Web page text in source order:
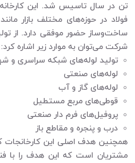
تن در سال تاسیس شد. این
فولاد در حوزه‌های مختلف بازار
ساخت‌وساز حضور موفقی دارد. از
شرکت می‌توان به موارد زیر اشاره کرد:
تولید لوله‌های شبکه سراسری و
لوله‌های صنعتی
لوله‌های گاز و آب
قوطی‌های مربع مستطیل
پروفیل‌های فرم دار صنعتی
درب و پنجره و مقاطع باز
همچنین هدف اصلی این
مشتریان است که این هدف را با